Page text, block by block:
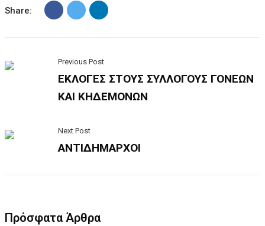
Share:
Previous Post
ΕΚΛΟΓΕΣ ΣΤΟΥΣ ΣΥΛΛΟΓΟΥΣ ΓΟΝΕΩΝ
ΚΑΙ ΚΗΔΕΜΟΝΩΝ
Next Post
ΑΝΤΙΔΗΜΑΡΧΟΙ
Πρόσφατα Άρθρα